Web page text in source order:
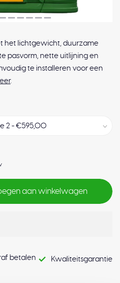
het lichtgewicht, duurzame
pasvorm, nette uitlijning en
te installeren voor een
.
aan winkelwagen
betalen Kwaliteitsgarantie